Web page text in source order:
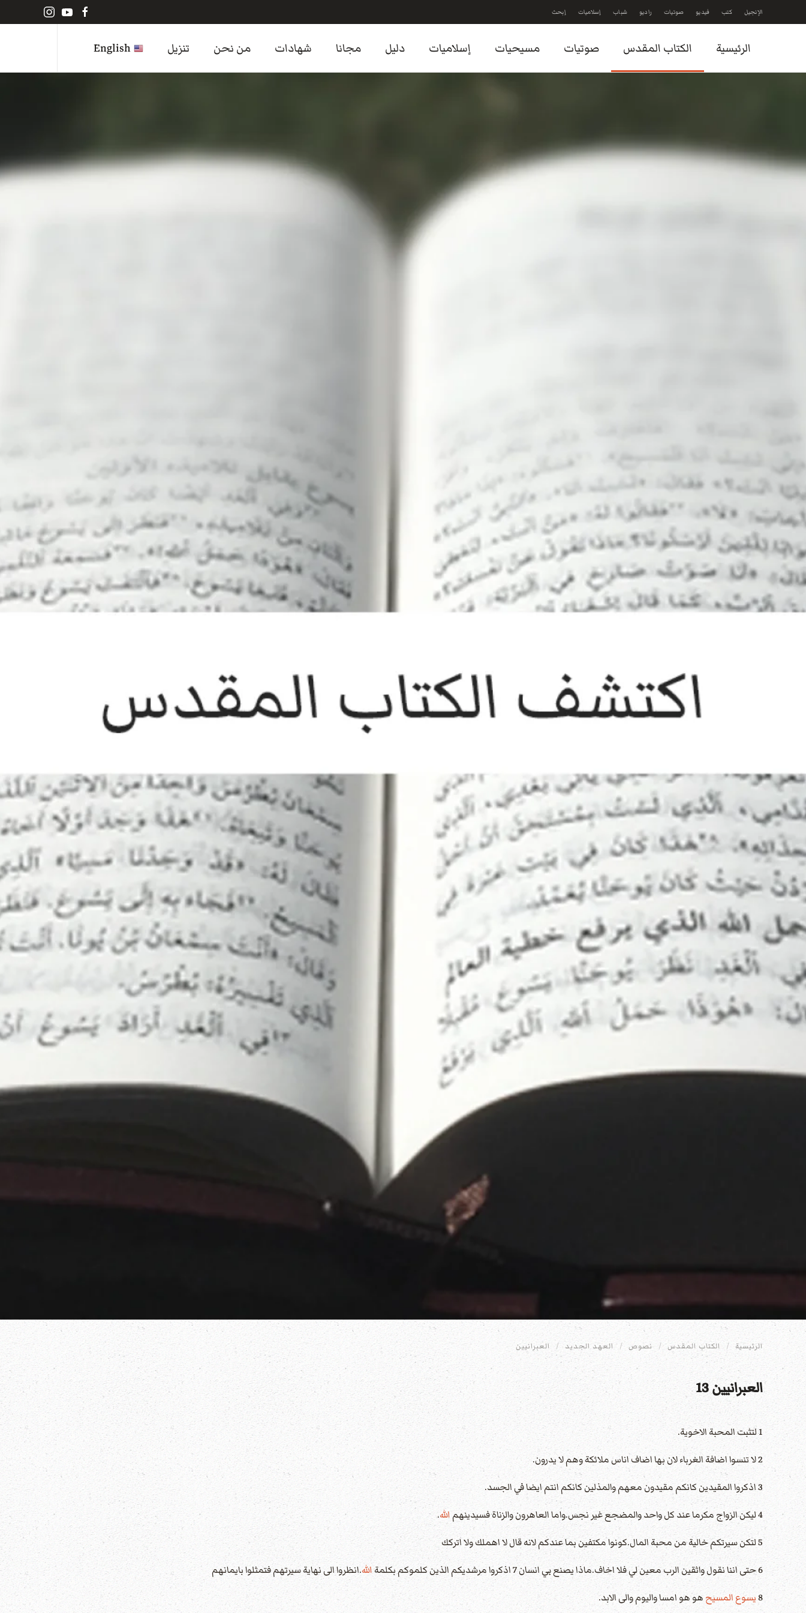
الإنجيل كتب فيديو صوتيات راديو شباب إسلاميات إبحث
الرئيسية الكتاب المقدس صوتيات مسيحيات إسلاميات دليل مجانا شهادات من نحن تنزيل English
الرئيسية الكتاب المقدس نصوص العهد الجديد العبرانيين
العبرانيين 13
1 لتثبت المحبة الاخوية.
2 لا تنسوا اضافة الغرباء لان بها اضاف اناس ملائكة وهم لا يدرون.
3 اذكروا المقيدين كانكم مقيدون معهم والمذلين كانكم انتم ايضا في الجسد.
4 ليكن الزواج مكرما عند كل واحد والمضجع غير نجس.واما العاهرون والزناة فسيدينهم
الله.
5 لتكن سيرتكم خالية من محبة المال.كونوا مكتفين بما عندكم لانه قال لا اهملك ولا اتركك
6 حتى اننا نقول واثقين الرب معين لي فلا اخاف.ماذا يصنع بي انسان 7 اذكروا مرشديكم الذين كلموكم بكلمة
الله.انظروا الى نهاية سيرتهم فتمثلوا بايمانهم
8يسوع المسيح هو هو امسا واليوم والى الابد.